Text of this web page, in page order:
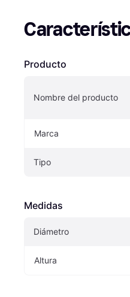
Producto
Nombre del producto
Marca
Tipo
Medidas
Diámetro
Altura